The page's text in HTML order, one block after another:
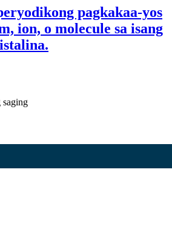
pagkakaa-yos
ion, o molecule sa isang
saging